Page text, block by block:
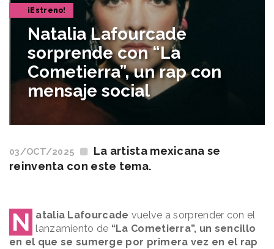
¡Estreno!
Natalia Lafourcade
sorprende con “La
Cometierra”, un rap con
mensaje social
03/OCT/2025
La artista mexicana se
reinventa con este tema.
N atalia Lafourcade vuelve a sorprender con el
lanzamiento de “La Cometierra”, un sencillo
en el que se sumerge por primera vez en el rap